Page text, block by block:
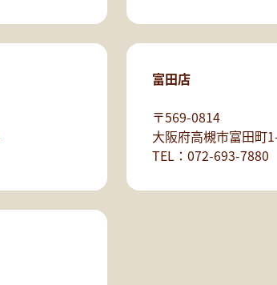
富田店
〒569-0814
大阪府高槻市富田町
TEL：072-693-7880